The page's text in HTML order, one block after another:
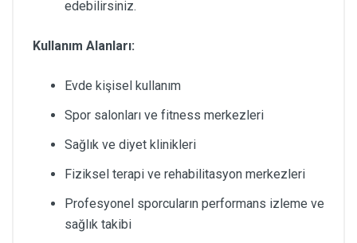
edebilirsiniz.
Kullanım Alanları:
Evde kişisel kullanım
Spor salonları ve fitness merkezleri
Sağlık ve diyet klinikleri
Fiziksel terapi ve rehabilitasyon merkezleri
Profesyonel sporcuların performans izleme ve
sağlık takibi